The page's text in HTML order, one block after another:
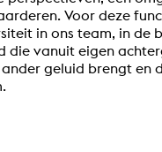
Voor deze
in ons team, in de
die vanuit eigen
geluid brengt en